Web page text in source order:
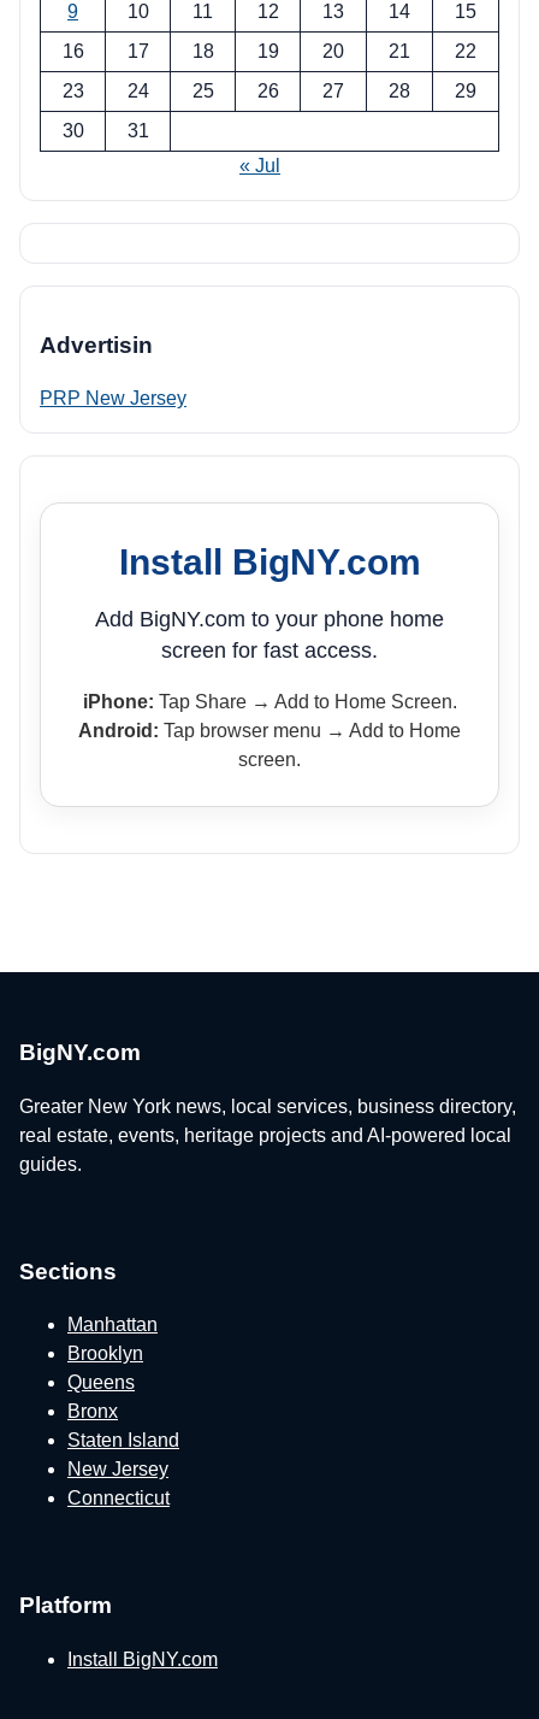
9
10 11 12 13 14
15
16
17 18 19 20 21
22
23
24 25 26 27 28
29
30
31
« Jul
Advertisin
PRP New Jersey
Install BigNY.com
Add BigNY.com to your phone home
screen for fast access.
iPhone: Tap Share → Add to Home Screen.
Android: Tap browser menu → Add to Home
screen.
BigNY.com
Greater New York news, local services, business directory,
real estate, events, heritage projects and AI-powered local
guides.
Sections
Manhattan
Brooklyn
Queens
Bronx
Staten Island
New Jersey
Connecticut
Platform
Install BigNY.com